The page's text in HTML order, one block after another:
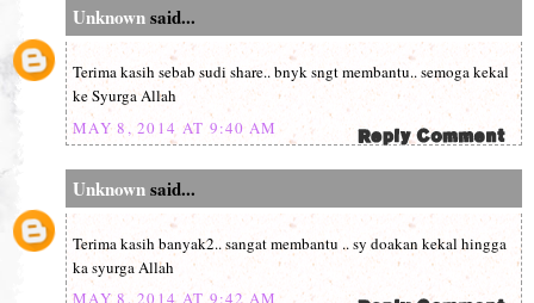
Unknownsaid...
Terima kasih sebab sudi share.. bnyk sngt membantu.. semoga kekal
ke Syurga Allah
MAY 8, 2014 AT 9:40 AM
Unknownsaid...
Terima kasih banyak2.. sangat membantu .. sy doakan kekal hingga
ka syurga Allah
MAY 8, 2014 AT 9:42 AM